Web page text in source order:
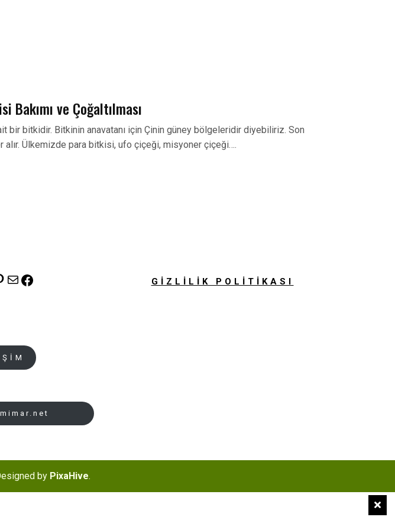
ve Çoğaltılması
bir bitkidir. Bitkinin anavatanı için Çinin güney bölgeleridir diyebiliriz. Son
alır. Ülkemizde para bitkisi, ufo çiçeği, misyoner çiçeği….
E-postaFacebook GİZLİLİK POLİTİKASI
by PixaHive.